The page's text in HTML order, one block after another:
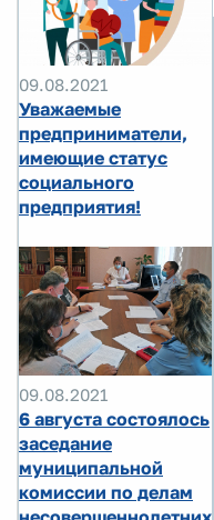
09.08.2021
Уважаемые
предприниматели,
имеющие статус
социального
предприятия!
09.08.2021
6 августа состоялось
заседание
муниципальной
комиссии по делам